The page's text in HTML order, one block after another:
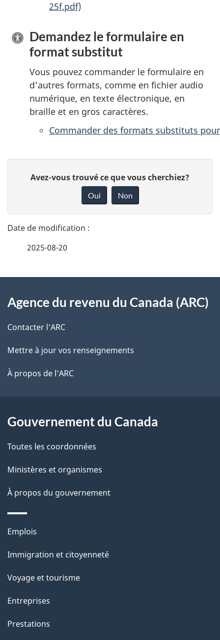
25f.pdf)
Demandez le formulaire en
format substitut
Vous pouvez commander le formulaire en
d'autres formats, comme en fichier audio
numérique, en texte électronique, en
braille et en gros caractères.
Commander des formats substituts
t
a
l
s
l
a
a
g
e
n
o
t
r
e
é
t
a
t
i
n
s
u
r
c
t
t
Avez-vous trouvé ce que vous cherchiez?
Oui Non
2025-08-20
propos
de
ce
site
Agence du revenu du Canada (ARC)
Contacter l’ARC
Mettre à jour vos renseignements
À propos de l'ARC
Gouvernement du Canada
Toutes les coordonnées
Ministères et organismes
À propos du gouvernement
Thèmes
sujets
Emplois
Immigration et citoyenneté
Voyage et tourisme
Entreprises
Prestations